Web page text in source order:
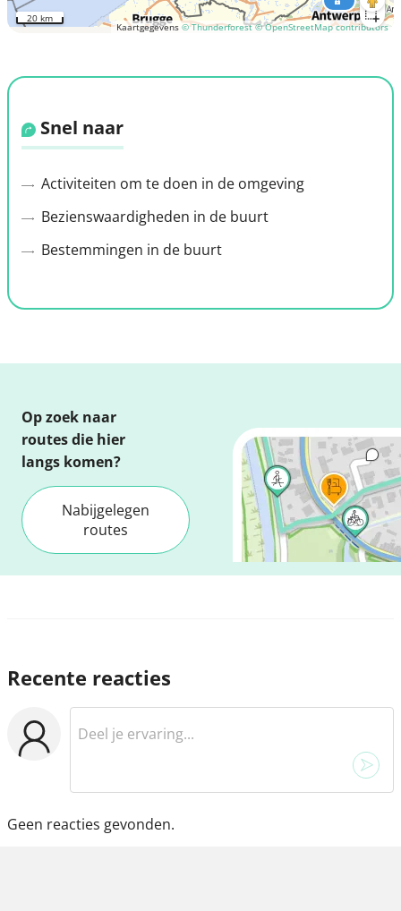
Kaartgegevens © Thunderforest © OpenStreetMap contributors
20 km
Snel naar
Activiteiten om te doen in de omgeving
Bezienswaardigheden in de buurt
Bestemmingen in de buurt
Op zoek naar
routes die hier
langs komen?
Nabijgelegen
routes
Recente reacties
Geen reacties gevonden.